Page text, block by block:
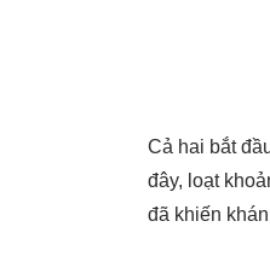
Cả hai bắt
đây, loạt
đã khiến